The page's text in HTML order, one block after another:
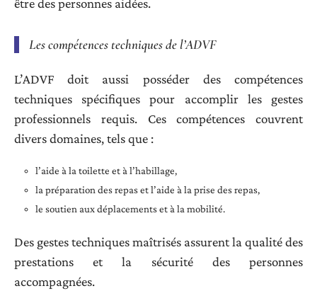
être des personnes aidées.
Les compétences techniques de l’ADVF
L’ADVF doit aussi posséder des compétences
techniques spécifiques pour accomplir les gestes
professionnels requis. Ces compétences couvrent
divers domaines, tels que :
l’aide à la toilette et à l’habillage,
la préparation des repas et l’aide à la prise des repas,
le soutien aux déplacements et à la mobilité.
Des gestes techniques maîtrisés assurent la qualité des
prestations et la sécurité des personnes
accompagnées.